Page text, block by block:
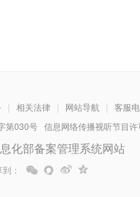
| 相关法律 | 网站导航 | 客服
第030号 信息网络传播视听节目
化部备案管理系统网站
：